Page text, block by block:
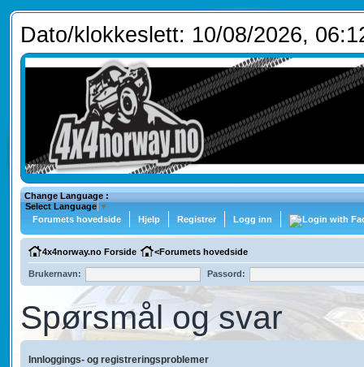
Dato/klokkeslett: 10/08/2026,
Change Language :
Select Language ▼
Forumets hovedside
Hjelp Registrer Logg inn
4x4norway.no Forside <Forumets hovedside
Brukernavn: Passord:
Spørsmål og svar
Innloggings- og registreringsproblemer